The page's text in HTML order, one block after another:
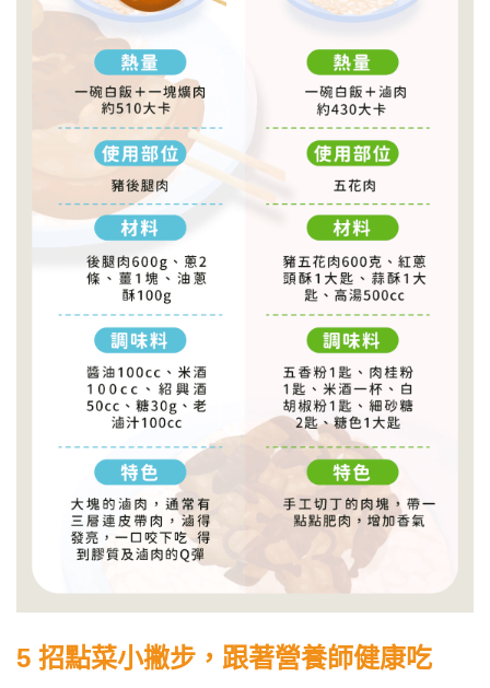
5 招點菜小撇步，跟著營養師健康吃